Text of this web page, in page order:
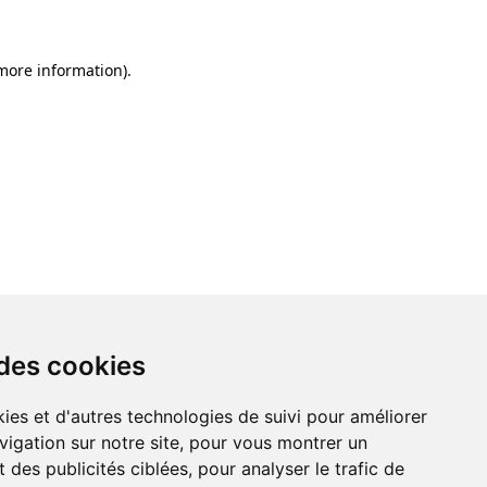
cookies
et d'autres technologies de suivi pour améliorer
sur notre site, pour vous montrer un
des publicités ciblées, pour analyser le trafic de
information).